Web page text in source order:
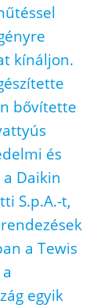
kínáljon.
bővítette
és
Daikin
S.p.A.-t,
a Tewis
egyik